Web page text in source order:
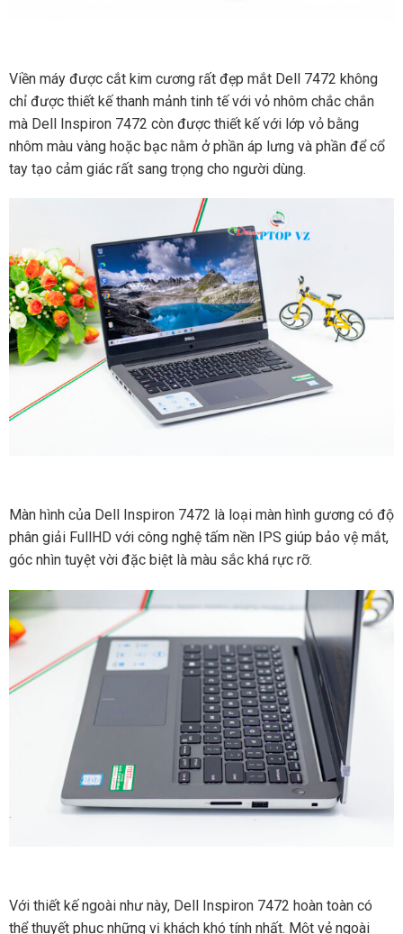
Viền máy được cắt kim cương rất đẹp mắt Dell 7472 không
chỉ được thiết kế thanh mảnh tinh tế với vỏ nhôm chắc chắn
mà Dell Inspiron 7472 còn được thiết kế với lớp vỏ bằng
nhôm màu vàng hoặc bạc nằm ở phần áp lưng và phần để cổ
tay tạo cảm giác rất sang trọng cho người dùng.
Màn hình của Dell Inspiron 7472 là loại màn hình gương có độ
phân giải FullHD với công nghệ tấm nền IPS giúp bảo vệ mắt,
góc nhìn tuyệt vời đặc biệt là màu sắc khá rực rỡ.
Với thiết kế ngoài như này, Dell Inspiron 7472 hoàn toàn có
thể thuyết phục những vị khách khó tính nhất. Một vẻ ngoài